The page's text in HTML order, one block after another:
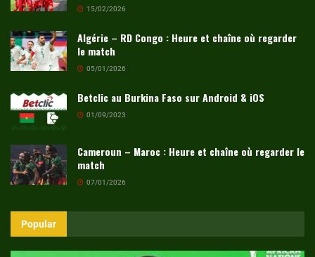
15/02/2026
Algérie – RD Congo : Heure et chaîne où regarder
le match
05/01/2026
Betclic au Burkina Faso sur Android & iOS
01/09/2023
Cameroun – Maroc : Heure et chaîne où regarder le
match
07/01/2026
Popular